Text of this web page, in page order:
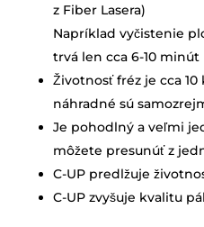
z Fiber Lasera)
Napríklad vyčistenie
trvá len cca 6-10 minút
Životnosť fréz je cca
náhradné sú
Je pohodlný a veľmi
môžete presunúť z
C-UP predlžuje
C-UP zvyšuje kvalitu